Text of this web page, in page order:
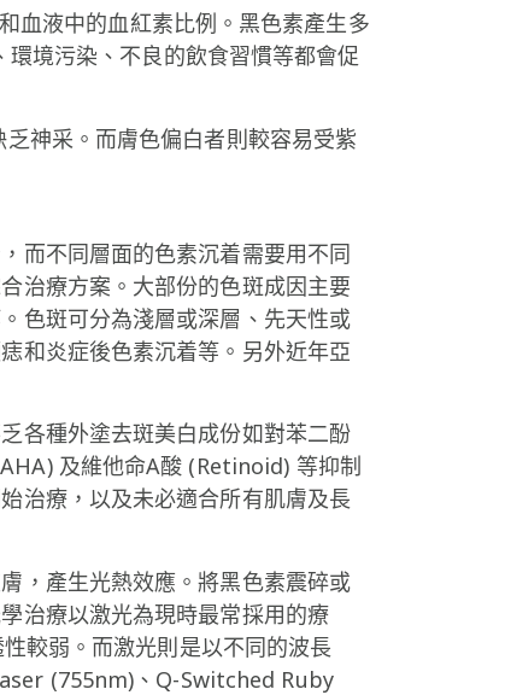
血液中的血紅素比例。黑色素產生多
境污染、不良的飲食習慣等都會促
神采。而膚色偏白者則較容易受紫
而不同層面的色素沉着需要用不同
治療方案。大部份的色斑成因主要
色斑可分為淺層或深層、先天性或
和炎症後色素沉着等。另外近年亞
各種外塗去斑美白成份如對苯二酚
及維他命A酸 (Retinoid) 等抑制
治療，以及未必適合所有肌膚及長
，產生光熱效應。將黑色素震碎或
治療以激光為現時最常採用的療
較弱。而激光則是以不同的波長
(755nm)、Q-Switched Ruby